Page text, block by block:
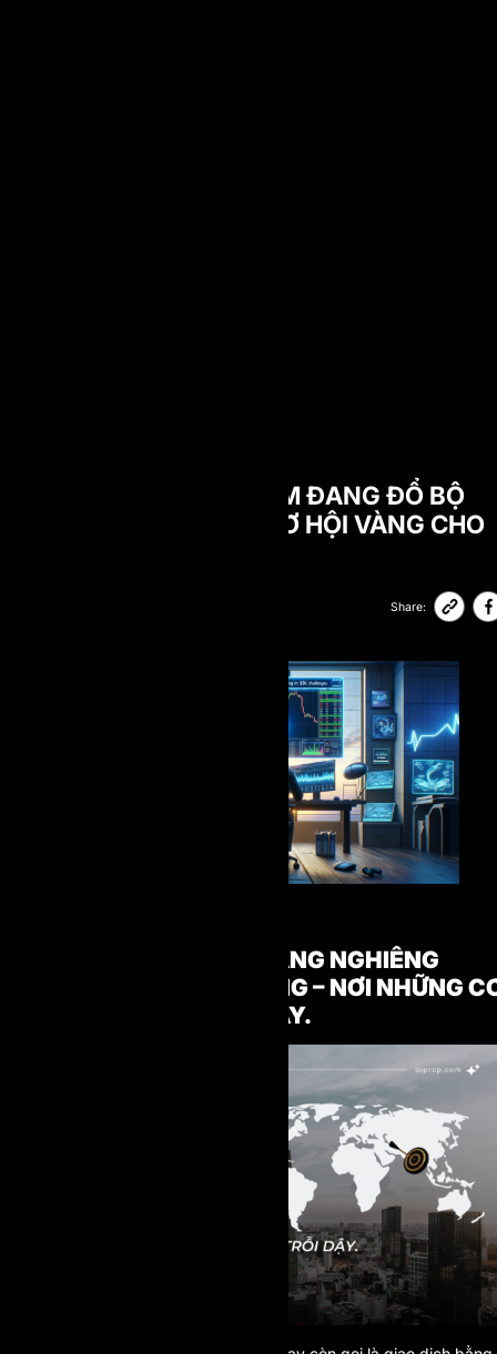
VÌ SAO CÁC PROP FIRM ĐANG ĐỔ BỘ
VÀO ĐÔNG NAM Á? CƠ HỘI VÀNG CHO
Share:
THẾ GIỚI TÀI CHÍNH ĐANG NGHIÊNG
MÌNH VỀ PHƯƠNG ĐÔNG – NƠI NHỮNG
HỘI MỚI ĐANG TRỖI DẬY.